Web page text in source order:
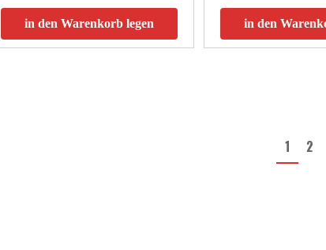
in den Warenkorb legen in den
1 2